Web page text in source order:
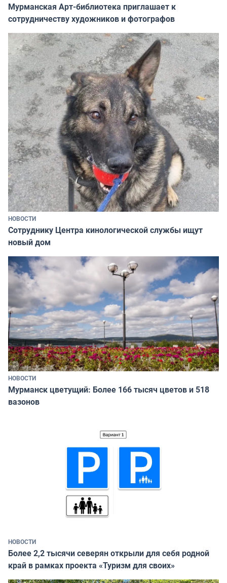
Мурманская Арт-библиотека приглашает к
сотрудничеству художников и фотографов
НОВОСТИ
Сотруднику Центра кинологической службы ищут
новый дом
НОВОСТИ
Мурманск цветущий: Более 166 тысяч цветов и 518
вазонов
НОВОСТИ
Более 2,2 тысячи северян открыли для себя родной
край в рамках проекта «Туризм для своих»